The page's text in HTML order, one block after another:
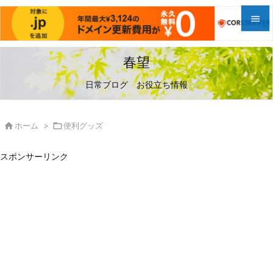
春望
日常ブログ お役立ち情報


メニュ

サイド
ホーム > 便利グッズ
スポンサーリンク